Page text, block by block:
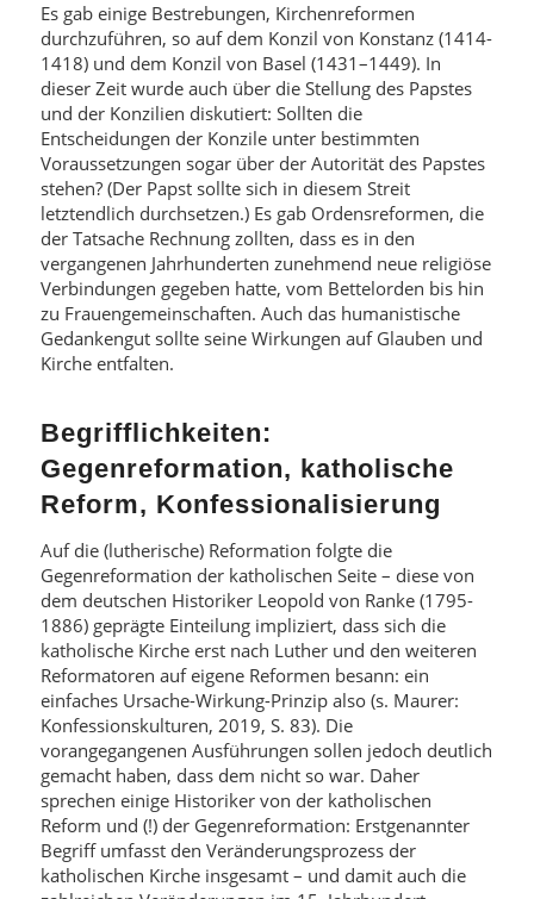
Es gab einige Bestrebungen, Kirchenreformen
durchzuführen, so auf dem Konzil von Konstanz (1414-
1418) und dem Konzil von Basel (1431–1449). In
dieser Zeit wurde auch über die Stellung des Papstes
und der Konzilien diskutiert: Sollten die
Entscheidungen der Konzile unter bestimmten
Voraussetzungen sogar über der Autorität des Papstes
stehen? (Der Papst sollte sich in diesem Streit
letztendlich durchsetzen.) Es gab Ordensreformen, die
der Tatsache Rechnung zollten, dass es in den
vergangenen Jahrhunderten zunehmend neue religiöse
Verbindungen gegeben hatte, vom Bettelorden bis hin
zu Frauengemeinschaften. Auch das humanistische
Gedankengut sollte seine Wirkungen auf Glauben und
Kirche entfalten.
Begrifflichkeiten:
Gegenreformation, katholische
Reform, Konfessionalisierung
Auf die (lutherische) Reformation folgte die
Gegenreformation der katholischen Seite – diese von
dem deutschen Historiker Leopold von Ranke (1795-
1886) geprägte Einteilung impliziert, dass sich die
katholische Kirche erst nach Luther und den weiteren
Reformatoren auf eigene Reformen besann: ein
einfaches Ursache-Wirkung-Prinzip also (s. Maurer:
Konfessionskulturen, 2019, S. 83). Die
vorangegangenen Ausführungen sollen jedoch deutlich
gemacht haben, dass dem nicht so war. Daher
sprechen einige Historiker von der katholischen
Reform und (!) der Gegenreformation: Erstgenannter
Begriff umfasst den Veränderungsprozess der
katholischen Kirche insgesamt – und damit auch die